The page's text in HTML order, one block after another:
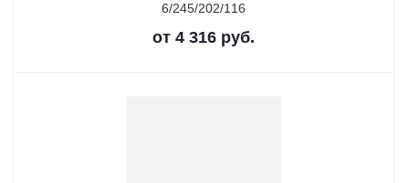
6/245/202/116
от 4 316 руб.